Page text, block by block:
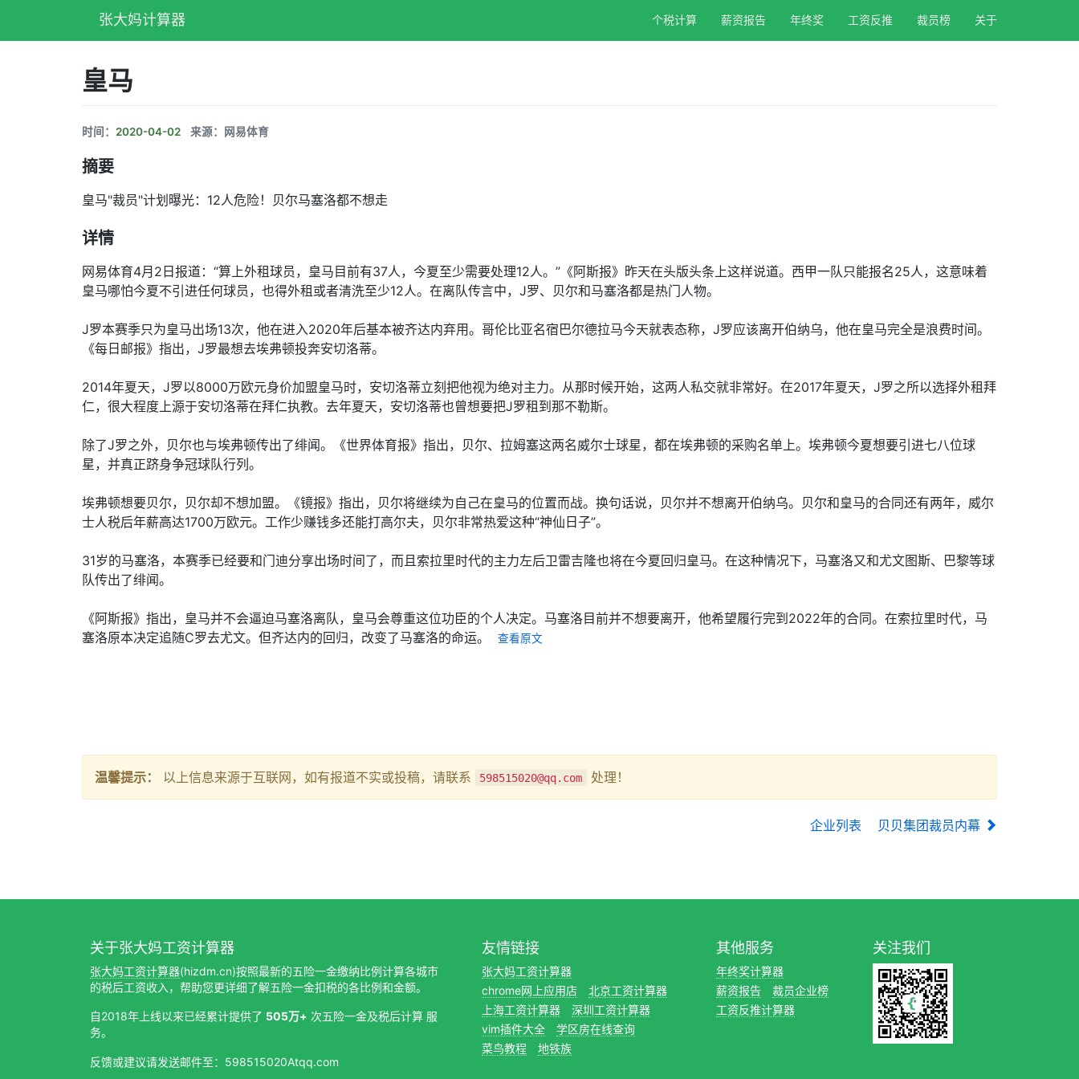
张大妈计算器 个税计算 薪资报告 年终奖 工资反推 裁员榜 关于
皇马
时间： 2020-04-02 来源：网易体育
摘要
皇马"裁员"计划曝光：12人危险！贝尔马塞洛都不想走
详情
网易体育4月2日报道：“算上外租球员，皇马目前有37人，今夏至少需要处理12人。”《阿斯报》昨天在头版头条上这样说道。西甲一队只能报名25人，这意味着
皇马哪怕今夏不引进任何球员，也得外租或者清洗至少12人。在离队传言中，J罗、贝尔和马塞洛都是热门人物。
J罗本赛季只为皇马出场13次，他在进入2020年后基本被齐达内弃用。哥伦比亚名宿巴尔德拉马今天就表态称，J罗应该离开伯纳乌，他在皇马完全是浪费时间。
《每日邮报》指出，J罗最想去埃弗顿投奔安切洛蒂。
2014年夏天，J罗以8000万欧元身价加盟皇马时，安切洛蒂立刻把他视为绝对主力。从那时候开始，这两人私交就非常好。在2017年夏天，J罗之所以选择外租拜
仁，很大程度上源于安切洛蒂在拜仁执教。去年夏天，安切洛蒂也曾想要把J罗租到那不勒斯。
除了J罗之外，贝尔也与埃弗顿传出了绯闻。《世界体育报》指出，贝尔、拉姆塞这两名威尔士球星，都在埃弗顿的采购名单上。埃弗顿今夏想要引进七八位球
星，并真正跻身争冠球队行列。
埃弗顿想要贝尔，贝尔却不想加盟。《镜报》指出，贝尔将继续为自己在皇马的位置而战。换句话说，贝尔并不想离开伯纳乌。贝尔和皇马的合同还有两年，威尔
士人税后年薪高达1700万欧元。工作少赚钱多还能打高尔夫，贝尔非常热爱这种“神仙日子”。
31岁的马塞洛，本赛季已经要和门迪分享出场时间了，而且索拉里时代的主力左后卫雷吉隆也将在今夏回归皇马。在这种情况下，马塞洛又和尤文图斯、巴黎等球
队传出了绯闻。
《阿斯报》指出，皇马并不会逼迫马塞洛离队，皇马会尊重这位功臣的个人决定。马塞洛目前并不想要离开，他希望履行完到2022年的合同。在索拉里时代，马
塞洛原本决定追随C罗去尤文。但齐达内的回归，改变了马塞洛的命运。
查看原文
温馨提示： 以上信息来源于互联网，如有报道不实或投稿，请联系 598515020@qq.com 处理！
企业列表 贝贝集团裁员内幕
关于张大妈工资计算器
张大妈工资计算器(hizdm.cn)按照最新的五险一金缴纳比例计算各城市
的税后工资收入，帮助您更详细了解五险一金扣税的各比例和金额。
自2018年上线以来已经累计提供了 505万+ 次五险一金及税后计算 服
务。
反馈或建议请发送邮件至：598515020Atqq.com
友情链接
张大妈工资计算器
chrome网上应用店
北京工资计算器
上海工资计算器
深圳工资计算器
vim插件大全
学区房在线查询
菜鸟教程
地铁族
其他服务
年终奖计算器
薪资报告
裁员企业榜
工资反推计算器
关注我们